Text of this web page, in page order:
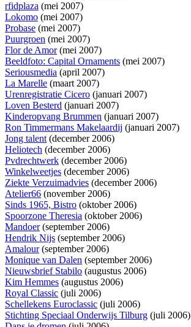
rfidplaza (mei 2007)
Lokomo (mei 2007)
Probase (mei 2007)
Puurgroen (mei 2007)
Flor de Amor(mei 2007)
Beeldfoto: Capital Ornaments (mei 2007)
Seriousmedia (april 2007)
La Marelle (maart 2007)
Urenregistratie Cicero (januari 2007)
Loven Besterd (januari 2007)
Kinderopvang Brummen (januari 2007)
Ron Timmermans Makelaardij (januari 2007)
Jong talent(december 2006)
Heliotech (december 2006)
Pvdrechtwerk (december 2006)
Winkelweetjes (december 2006)
Ziekte Verzuimadvies (december 2006)
Atelier66 (november 2006)
Sinds 1965, Bistro (oktober 2006)
Spoorzone Theresia (oktober 2006)
Mandoer(september 2006)
Hendrik Nijs (september 2006)
Amalour(september 2006)
Monique van Dalen (september 2006)
Nieuwsbrief Stabilo (augustus 2006)
Kim Hemmes (augustus 2006)
Royal Classic (juli 2006)
Schellekens Euroclassic (juli 2006)
Stichting Speciaal Onderwijs Tilburg (juli 2006)